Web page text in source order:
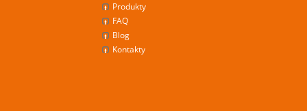
Produkty
FAQ
Blog
Kontakty